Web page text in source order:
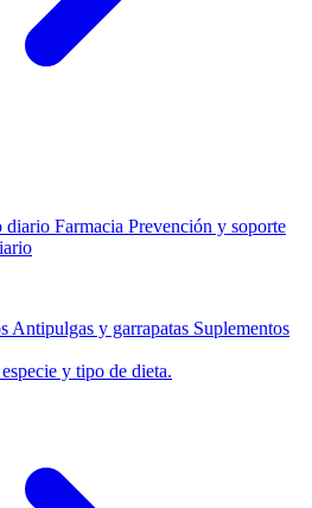
diario Farmacia Prevención y soporte
Antipulgas y garrapatas Suplementos
y tipo de dieta.